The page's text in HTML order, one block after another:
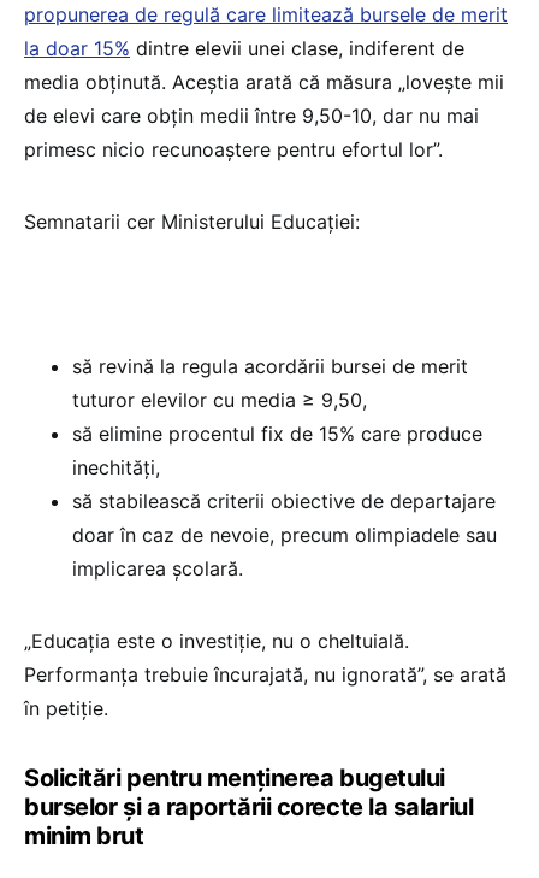
propunerea de regulă care limitează bursele de merit
la doar 15% dintre elevii unei clase, indiferent de
media obținută. Aceștia arată că măsura „lovește mii
de elevi care obțin medii între 9,50-10, dar nu mai
primesc nicio recunoaștere pentru efortul lor”.
Semnatarii cer Ministerului Educației:
să revină la regula acordării bursei de merit
tuturor elevilor cu media ≥ 9,50,
să elimine procentul fix de 15% care produce
inechități,
să stabilească criterii obiective de departajare
doar în caz de nevoie, precum olimpiadele sau
implicarea școlară.
„Educația este o investiție, nu o cheltuială.
Performanța trebuie încurajată, nu ignorată”, se arată
în petiție.
Solicitări pentru menținerea bugetului
burselor și a raportării corecte la salariul
minim brut